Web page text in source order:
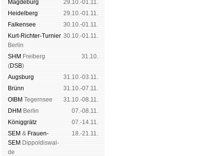
Mag­de­burg
29.10.-01.11.
Hei­del­berg
29.10.-01.11.
Fal­ken­see
30.10.-01.11.
Kurt-Rich­ter-Tur­nier
Ber­lin
30.10.-01.11.
SHM Frei­berg
(DSB)
31.10.
Augs­burg
31.10.-03.11.
Brünn
31.10.-07.11.
OIBM Tegern­see
31.10.-08.11.
DHM Ber­lin
07.-08.11.
König­grätz
07.-14.11.
SEM & Frauen-
SEM Dip­pol­dis­wal­
de
18.-21.11.